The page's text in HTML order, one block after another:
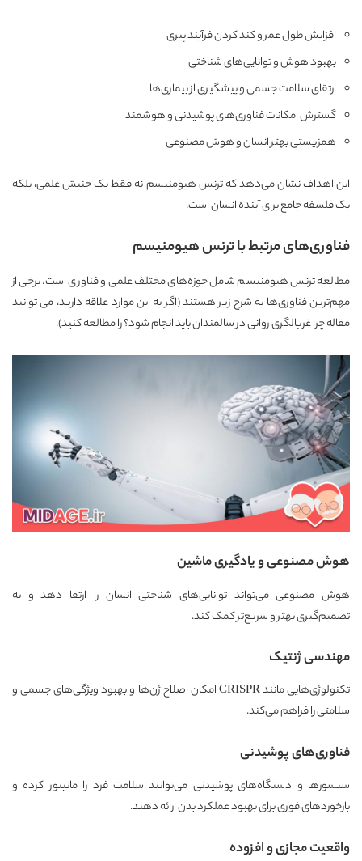
افزایش طول عمر و کند کردن فرآیند پیری
بهبود هوش و توانایی‌های شناختی
ارتقای سلامت جسمی و پیشگیری از بیماری‌ها
گسترش امکانات فناوری‌های پوشیدنی و هوشمند
همزیستی بهتر انسان و هوش مصنوعی
این اهداف نشان می‌دهد که ترنس هیومنیسم نه فقط یک جنبش علمی، بلکه
یک فلسفه جامع برای آینده انسان است.
فناوری‌های مرتبط با ترنس هیومنیسم
مطالعه ترنس هیومنیسم شامل حوزه‌های مختلف علمی و فناوری است. برخی از
مهم‌ترین فناوری‌ها به شرح زیر هستند (اگر به این موارد علاقه دارید، می توانید
مقالهچرا غربالگری روانی در سالمندان باید انجام شود؟را مطالعه کنید).
هوش مصنوعی و یادگیری ماشین
هوش مصنوعی می‌تواند توانایی‌های شناختی انسان را ارتقا دهد و به
تصمیم‌گیری بهتر و سریع‌تر کمک کند.
مهندسی ژنتیک
تکنولوژی‌هایی مانند CRISPR امکان اصلاح ژن‌ها و بهبود ویژگی‌های جسمی و
سلامتی را فراهم می‌کند.
فناوری‌های پوشیدنی
سنسورها و دستگاه‌های پوشیدنی می‌توانند سلامت فرد را مانیتور کرده و
بازخوردهای فوری برای بهبود عملکرد بدن ارائه دهند.
واقعیت مجازی و افزوده